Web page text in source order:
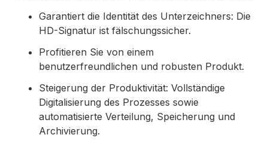
Garantiert die Identität des Unterzeichners: Die
HD-Signatur ist fälschungssicher.
Profitieren Sie von einem
benutzerfreundlichen und robusten Produkt.
Steigerung der Produktivität: Vollständige
Digitalisierung des Prozesses sowie
automatisierte Verteilung, Speicherung und
Archivierung.